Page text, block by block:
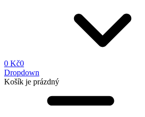
0 Kč0
Dropdown
Košík je prázdný